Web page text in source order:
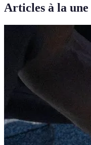
Articles à la une